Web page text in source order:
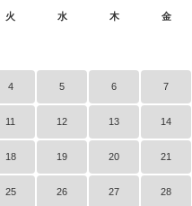
火 水 木 金
4 5 6 7
11 12 13 14
18 19 20 21
25 26 27 28